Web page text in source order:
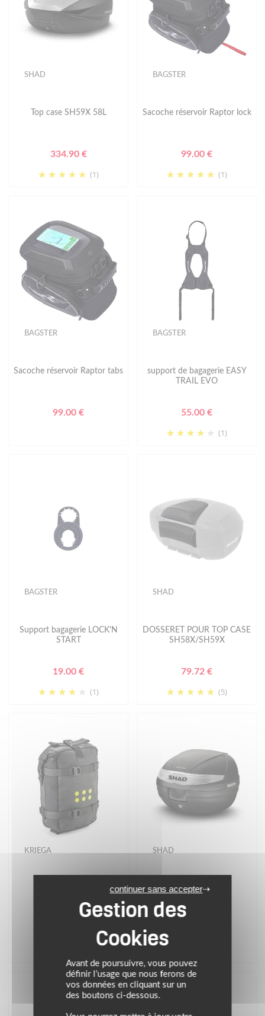
SHAD
Top case SH59X 58L
334.90 €
(1)
BAGSTER
Sacoche réservoir Raptor lock
99.00 €
(1)
BAGSTER
Sacoche réservoir Raptor tabs
99.00 €
BAGSTER
support de bagagerie EASY
TRAIL EVO
55.00 €
(1)
BAGSTER
Support bagagerie LOCK'N
START
19.00 €
(1)
SHAD
DOSSERET POUR TOP CASE
SH58X/SH59X
79.72 €
(5)
KRIEGA SHAD
TOP CASE SH29
NEW
Avant de poursuivre, vous pouvez
définir l’usage que nous ferons de
vos données en cliquant sur un
des boutons ci-dessous.
continuer sans accepter